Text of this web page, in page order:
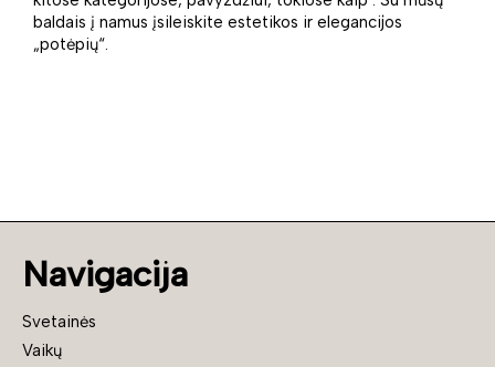
baldais į namus įsileiskite estetikos ir elegancijos
„potėpių“.
Navigacija
Svetainės
Vaikų